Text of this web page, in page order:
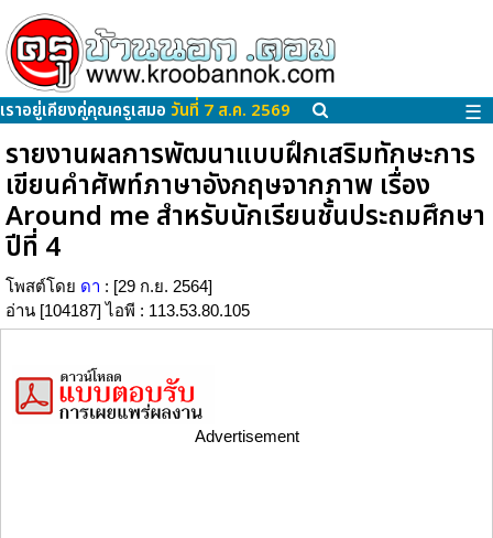
เราอยู่เคียงคู่คุณครูเสมอ วันที่ 7 ส.ค. 2569 ☰
รายงานผลการพัฒนาแบบฝึกเสริมทักษะการ
เขียนคำศัพท์ภาษาอังกฤษจากภาพ เรื่อง
Around me สำหรับนักเรียนชั้นประถมศึกษา
ปีที่ 4
โพสต์โดย ดา : [29 ก.ย. 2564]
อ่าน [104187] ไอพี : 113.53.80.105
Advertisement